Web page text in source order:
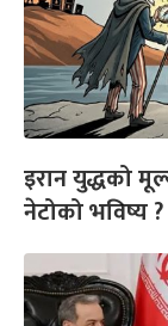
इरान युद्धको
नेटोको भविष्य ?